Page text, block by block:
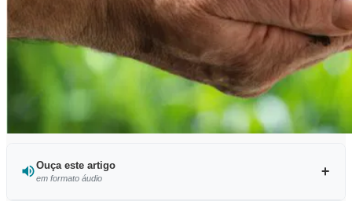
Ouça este artigo
em formato áudio